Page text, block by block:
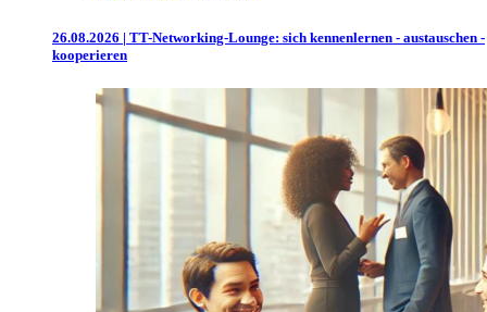
26.08.2026 | TT-Networking-Lounge: sich kennenlernen - austauschen -
kooperieren